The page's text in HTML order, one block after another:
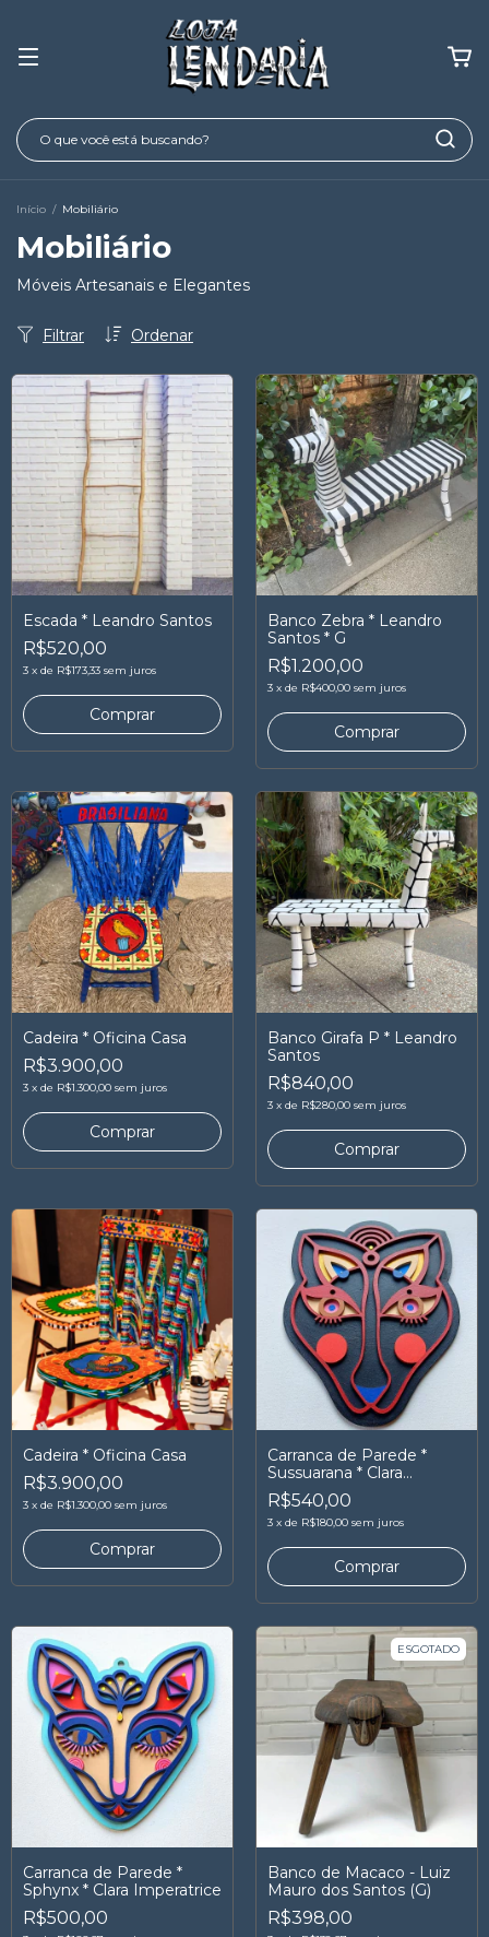
Início / Mobiliário
Mobiliário
Móveis Artesanais e Elegantes
Ordenar
Filtrar
Escada * Leandro Santos
R$520,00
3 x de R$173,33 sem juros
Banco Zebra * Leandro
Santos * G
R$1.200,00
3 x de R$400,00 sem juros
Cadeira * Oficina Casa
R$3.900,00
3 x de R$1.300,00 sem juros
Banco Girafa P * Leandro
Santos
R$840,00
3 x de R$280,00 sem juros
Cadeira * Oficina Casa
R$3.900,00
3 x de R$1.300,00 sem juros
Carranca de Parede *
Sussuarana * Clara
Imperatrice
R$540,00
3 x de R$180,00 sem juros
Carranca de Parede *
Sphynx * Clara Imperatrice
R$500,00
ESGOTADO
Banco de Macaco - Luiz
Mauro dos Santos (G)
R$398,00